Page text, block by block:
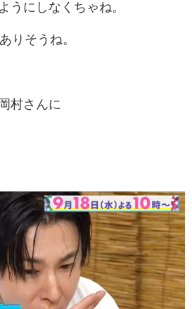
うにしなくちゃね。
りそうね。
村さんに